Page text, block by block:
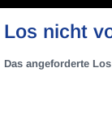
Los nicht
Das angeforderte